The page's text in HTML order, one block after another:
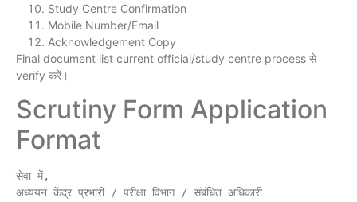
Study Centre Confirmation
Mobile Number/Email
Acknowledgement Copy
Final document list current official/study centre process से
verify करें।
Scrutiny Form Application
Format
सेवा में,
अध्ययन केंद्र प्रभारी / परीक्षा विभाग / संबंधित अधिकारी